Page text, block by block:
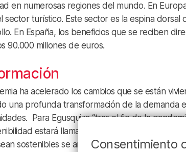
en numerosas regiones del mundo. En
turístico. Este sector es la espina dorsal
En España, los beneficios que se reciben
90.000 millones de euros.
ha acelerado los cambios que se están
una profunda transformación de la demanda
Para Egusquiza “tras el fin de la
estará llamada a convertirse en la
sostenibles se arriesgarán a perder una
Consentimiento